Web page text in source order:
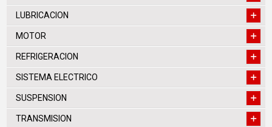
LUBRICACION
MOTOR
REFRIGERACION
SISTEMA ELECTRICO
SUSPENSION
TRANSMISION